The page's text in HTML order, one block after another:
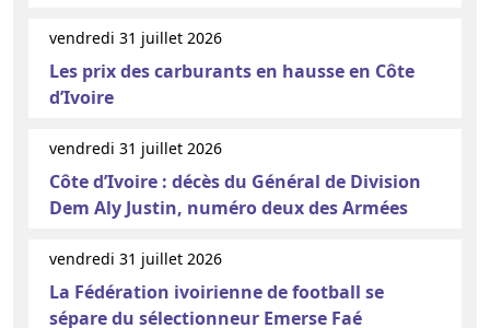
vendredi 31 juillet 2026
Les prix des carburants en hausse en Côte
d’Ivoire
vendredi 31 juillet 2026
Côte d’Ivoire : décès du Général de Division
Dem Aly Justin, numéro deux des Armées
vendredi 31 juillet 2026
La Fédération ivoirienne de football se
sépare du sélectionneur Emerse Faé